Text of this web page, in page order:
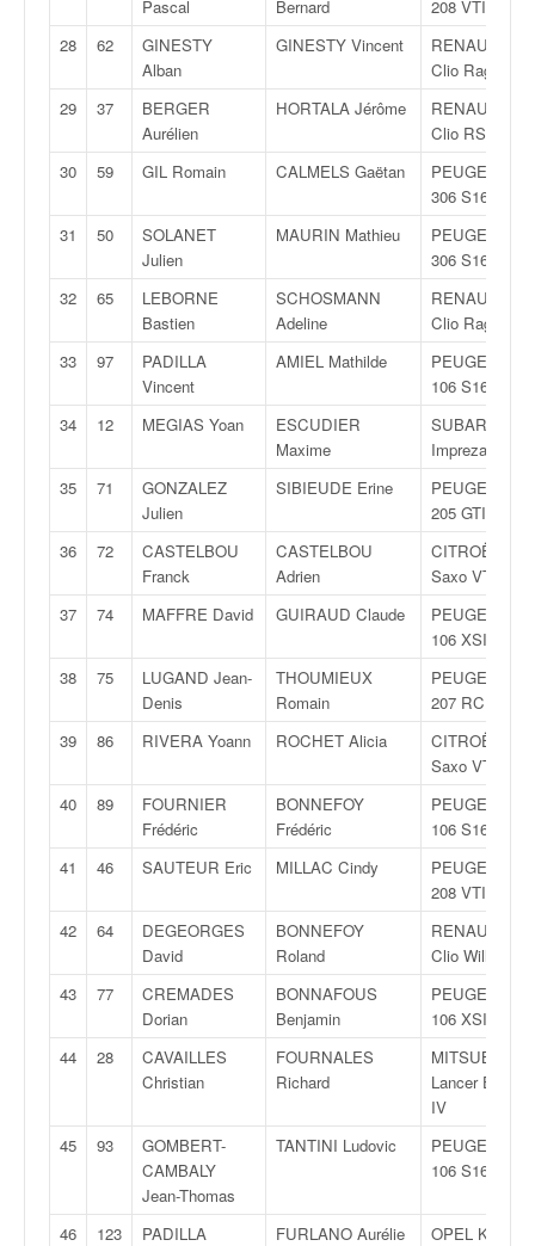
Pascal Bernard
208 VTI R2
28
62
GINESTY
Alban
GINESTY Vincent
RENAULT
Clio Ragnotti
29
37
BERGER
Aurélien
HORTALA Jérôme
RENAULT
Clio RS
30
59 GIL Romain CALMELS Gaëtan
PEUGEOT
306 S16
31
50
SOLANET
Julien
MAURIN Mathieu
PEUGEOT
306 S16
32
65
LEBORNE
Bastien
SCHOSMANN
Adeline
RENAULT
Clio Ragnotti
33
97
PADILLA
Vincent
AMIEL Mathilde
PEUGEOT
106 S16
34
12 MEGIAS Yoan
ESCUDIER
Maxime
SUBARU
Impreza
35
71
GONZALEZ
Julien
SIBIEUDE Erine
PEUGEOT
205 GTI
36
72
CASTELBOU
Franck
CASTELBOU
Adrien
CITROËN
Saxo VTS
37
74 MAFFRE David GUIRAUD Claude
PEUGEOT
106 XSI
38
75
LUGAND Jean-
Denis
THOUMIEUX
Romain
PEUGEOT
207 RC
39
86 RIVERA Yoann ROCHET Alicia
CITROËN
Saxo VTS
40
89
FOURNIER
Frédéric
BONNEFOY
Frédéric
PEUGEOT
106 S16
41
46 SAUTEUR Eric MILLAC Cindy
PEUGEOT
208 VTI R2
42
64
DEGEORGES
David
BONNEFOY
Roland
RENAULT
Clio Williams
43
77
CREMADES
Dorian
BONNAFOUS
Benjamin
PEUGEOT
106 XSI
44
28
CAVAILLES
Christian
FOURNALES
Richard
MITSUBISHI
Lancer Evo
IV
45
93
GOMBERT-
CAMBALY
Jean-Thomas
TANTINI Ludovic
PEUGEOT
106 S16
46 123
PADILLA
FURLANO Aurélie OPEL Kadett